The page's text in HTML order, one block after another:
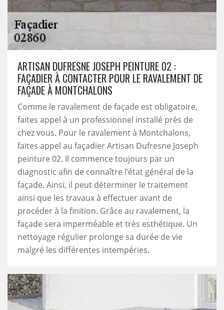
ARTISAN DUFRESNE JOSEPH PEINTURE 02 :
FAÇADIER À CONTACTER POUR LE RAVALEMENT DE
FAÇADE À MONTCHALONS
Comme le ravalement de façade est obligatoire,
faites appel à un professionnel installé près de
chez vous. Pour le ravalement à Montchalons,
faites appel au façadier Artisan Dufresne Joseph
peinture 02. Il commence toujours par un
diagnostic afin de connaître l’état général de la
façade. Ainsi, il peut déterminer le traitement
ainsi que les travaux à effectuer avant de
procéder à la finition. Grâce au ravalement, la
façade sera imperméable et très esthétique. Un
nettoyage régulier prolonge sa durée de vie
malgré les différentes intempéries.